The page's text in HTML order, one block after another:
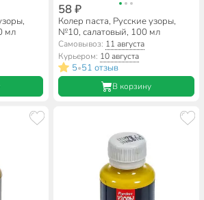
мл
58 ₽
Колер паста, Русские узоры,
№10, салатовый, 100 мл
Самовывоз: 11 августа
Курьером: 10 августа
5•51 отзыв
В корзину